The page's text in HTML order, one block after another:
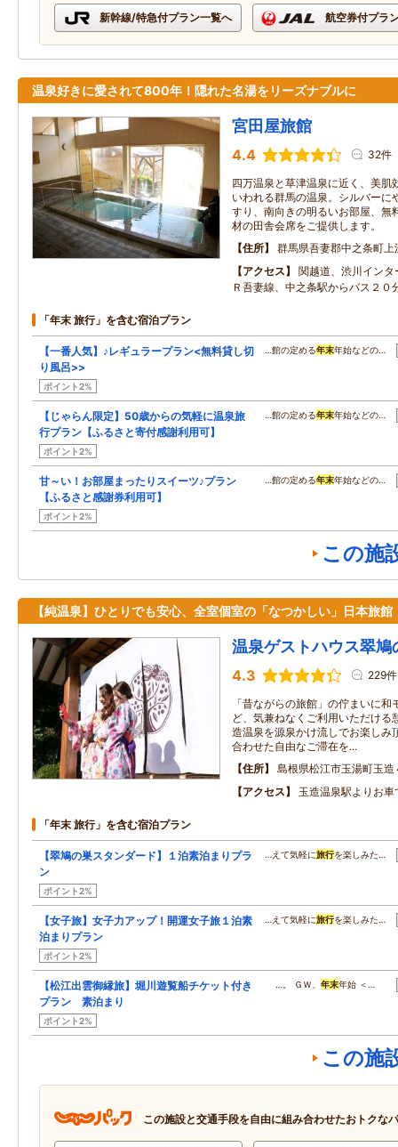
新幹線/特急付プラン一覧へ 航空券付プラ
温泉好きに愛されて800年！隠れた名湯をリーズナブルに
宮田屋旅館
4.4 32件
四万温泉と草津温泉に近く、美肌
いわれる群馬の温泉。シルバーに
すり、南向きの明るいお部屋、無
材の田舎会席をご提供します。
住所
群馬県吾妻郡中之条町上
アクセス
関越道、渋川イン
Ｒ吾妻線、中之条駅からバス２０
「年末 旅行」を含む宿泊プラン
【一番人気】♪レギュラープラン<無料貸し切
り風呂>>
ポイント2%
…館の定める年末年始などの…
【じゃらん限定】50歳からの気軽に温泉旅
行プラン【ふるさと寄付感謝利用可】
ポイント2%
…館の定める年末年始などの…
甘～い！お部屋まったりスイーツ♪プラン
【ふるさと感謝券利用可】
ポイント2%
…館の定める年末年始などの…
この施
【純温泉】ひとりでも安心、全室個室の「なつかしい」日本旅館
温泉ゲストハウス翠鳩
4.3 229件
「昔ながらの旅館」の佇まいに
ど、気兼ねなくご利用いただける
造温泉を源泉かけ流しでお楽しみ
合わせた自由なご滞在を...
住所
島根県松江市玉湯町玉造
アクセス
玉造温泉駅よりお車
「年末 旅行」を含む宿泊プラン
【翠鳩の巣スタンダード】１泊素泊まりプラ
ン
ポイント2%
…えて気軽に旅行を楽しみた…
【女子旅】女子力アップ！開運女子旅１泊素
泊まりプラン
ポイント2%
…えて気軽に旅行を楽しみた…
【松江出雲御縁旅】堀川遊覧船チケット付き
プラン 素泊まり
ポイント2%
…。 ＧＷ、 年末年始 ＜…
この施
この施設と交通手段を自由に組み合わせたおトクな